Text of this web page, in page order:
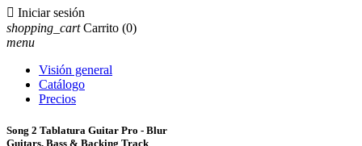
 Iniciar sesión
shopping_cart Carrito (0)
menu
Visión general
Catálogo
Precios
Song 2 Tablatura Guitar Pro - Blur
Guitars, Bass & Backing Track